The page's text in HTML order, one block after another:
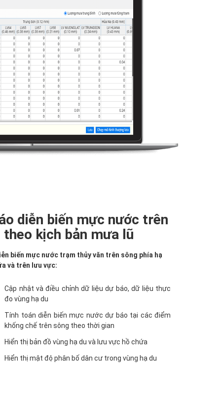
diễn biến mực nước trên
theo kịch bản mưa lũ
biến mực nước trạm thủy văn trên sông phía hạ
và trên lưu vực:
Cập nhật và điều chỉnh dữ liệu dự báo, dữ liệu thực
đo vùng hạ du
Tính toán diễn biến mực nước dự báo tại các điểm
khống chế trên sông theo thời gian
Hiển thị bản đồ vùng hạ du và lưu vực hồ chứa
Hiển thị mật độ phân bố dân cư trong vùng hạ du